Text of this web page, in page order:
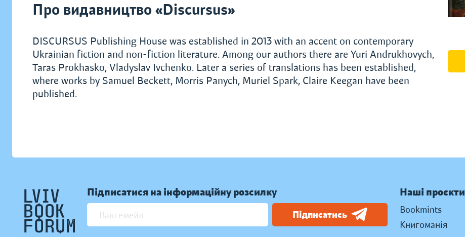
Про видавництво «Discursus»
DISCURSUS Publishing House was established in 2013 with an accent on contemporary
Ukrainian fiction and non-fiction literature. Among our authors there are Yuri Andrukhovych,
Taras Prokhasko, Vladyslav Ivchenko. Later a series of translations has been established,
where works by Samuel Beckett, Morris Panych, Muriel Spark, Claire Keegan have been
published.
Підписатися на інформаційну розсилку
Підписатись
Наші проєкти
Bookmints
Книгоманія